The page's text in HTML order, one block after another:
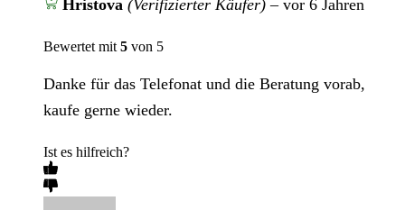
Hristova (Verifizierter Käufer) – vor 6 Jahren
Bewertet mit 5 von 5
Danke für das Telefonat und die Beratung vorab,
kaufe gerne wieder.
Ist es hilfreich?